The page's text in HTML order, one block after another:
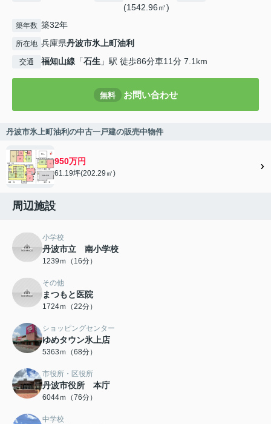
(1542.96㎡)
築年数 築32年
所在地 兵庫県丹波市氷上町油利
交通 福知山線 「石生 」駅 徒歩86分車11分 7.1km
無料 お問い合わせ
丹波市氷上町油利の中古一戸建の販売中物件
950万円
61.19坪(202.29㎡)
周辺施設
小学校
丹波市立 南小学校
1239ｍ（16分）
その他
まつもと医院
1724ｍ（22分）
ショッピングセンター
ゆめタウン氷上店
5363ｍ（68分）
市役所・区役所
丹波市役所 本庁
6044ｍ（76分）
中学校